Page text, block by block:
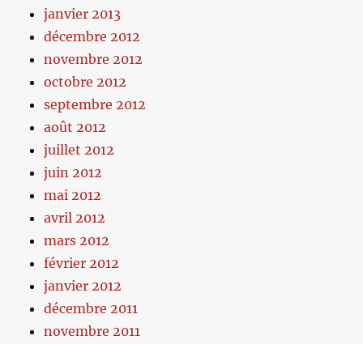
janvier 2013
décembre 2012
novembre 2012
octobre 2012
septembre 2012
août 2012
juillet 2012
juin 2012
mai 2012
avril 2012
mars 2012
février 2012
janvier 2012
décembre 2011
novembre 2011